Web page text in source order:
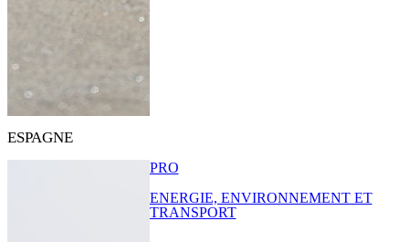
ESPAGNE
PRO
ENERGIE, ENVIRONNEMENT ET
TRANSPORT